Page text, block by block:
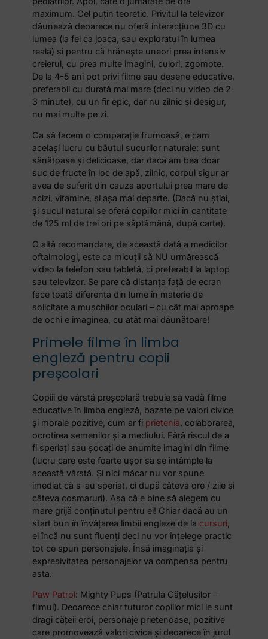
maximum. Cel puțin teoretic. Privitul la televizor
dăunează deoarece nu oferă interacțiune 3D cu
lumea (la fel ca joaca, sau exploratul în lumea
reală) și pentru că hrănește uneori prea intensiv
creierul, cu prea multe imagini, culori, zgomote.
De la 4-5 ani pot privi filme sau desene educative,
preferabil cu durată mai mare (deci nu video de 2-
3 minute), cu un fir epic, dar nu zilnic și desigur,
nu mai multe pe zi.
Ca să facem o comparație frumoasă, e cam
același lucru cu băutul sucurilor naturale: sunt
sănătoase și delicioase, dar dacă am bea doar
suc de fructe în loc de apă, zilnic, corpul sigur ar
avea de suferit din cauza aportului prea mare de
acizi, vitamine, și așa mai departe. (Dacă nu știai,
și sucul natural se oferă copiilor mici în cantitate
de 125 ml de trei ori pe săptămână, după carte).
O altă recomandare, de această dată a medicilor
oftalmologi, este ca micuții să NU urmărească
video la telefon sau tabletă, ci preferabil la laptop
sau televizor. Se pare că distanța față de ecran
face toată diferența din lume în materie de
solicitare a mușchilor oculari – cu cât mai aproape
de ochi e imaginea, cu atât mai dăunătoare!
Primele filme în limba
engleză pentru copii
preșcolari
Copiii de vârstă preșcolară trebuie să vadă filme
educative în limba engleză, bazate pe valori civice
și morale pozitive, cum ar fi prietenia, colaborarea,
ocrotirea semenilor și a mediului. Fără riscul de a
fi speriați sau șocați de anumite imagini din filme
(lucru care este foarte ușor să se întâmple la
această vârstă. Și nici măcar nu vor spune
imediat că s-au speriat, ci după câteva ore / zile și
câteva coșmaruri). Așa că e bine să alegem cu
mare grijă conținutul pentru ei! Chiar dacă au un
start bun în învățarea limbii engleze de la cursuri,
ei încă nu sunt fluenți deci nu vor înțelege practic
tot ce spun personajele. Însă imaginația și
expresivitatea personajelor va compensa pentru
asta.
Paw Patrol: Mighty Pups (Patrula Cățelușilor –
filmul). Deoarece chiar tuturor copiilor mici le sunt
dragi cățeii eroi, personaje prietenoase, pozitive
care promovează valori civice și deoarece în jurul